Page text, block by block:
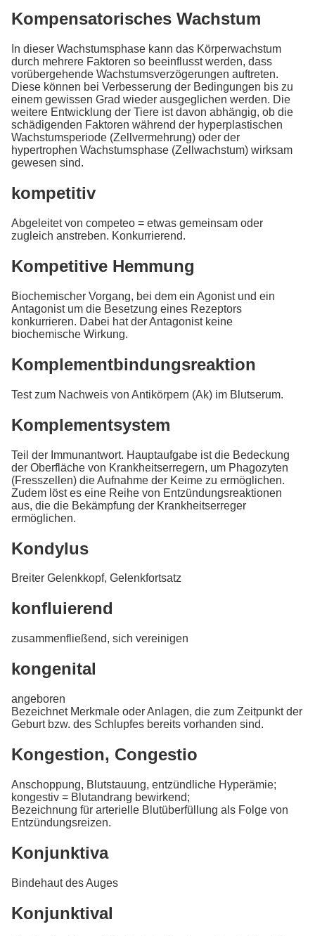
Kompensatorisches Wachstum
In dieser Wachstumsphase kann das Körperwachstum
durch mehrere Faktoren so beeinflusst werden, dass
vorübergehende Wachstumsverzögerungen auftreten.
Diese können bei Verbesserung der Bedingungen bis zu
einem gewissen Grad wieder ausgeglichen werden. Die
weitere Entwicklung der Tiere ist davon abhängig, ob die
schädigenden Faktoren während der hyperplastischen
Wachstumsperiode (Zellvermehrung) oder der
hypertrophen Wachstumsphase (Zellwachstum) wirksam
gewesen sind.
kompetitiv
Abgeleitet von competeo = etwas gemeinsam oder
zugleich anstreben. Konkurrierend.
Kompetitive Hemmung
Biochemischer Vorgang, bei dem ein Agonist und ein
Antagonist um die Besetzung eines Rezeptors
konkurrieren. Dabei hat der Antagonist keine
biochemische Wirkung.
Komplementbindungsreaktion
Test zum Nachweis von Antikörpern (Ak) im Blutserum.
Komplementsystem
Teil der Immunantwort. Hauptaufgabe ist die Bedeckung
der Oberfläche von Krankheitserregern, um Phagozyten
(Fresszellen) die Aufnahme der Keime zu ermöglichen.
Zudem löst es eine Reihe von Entzündungsreaktionen
aus, die die Bekämpfung der Krankheitserreger
ermöglichen.
Kondylus
Breiter Gelenkkopf, Gelenkfortsatz
konfluierend
zusammenfließend, sich vereinigen
kongenital
angeboren
Bezeichnet Merkmale oder Anlagen, die zum Zeitpunkt der
Geburt bzw. des Schlupfes bereits vorhanden sind.
Kongestion, Congestio
Anschoppung, Blutstauung, entzündliche Hyperämie;
kongestiv = Blutandrang bewirkend;
Bezeichnung für arterielle Blutüberfüllung als Folge von
Entzündungsreizen.
Konjunktiva
Bindehaut des Auges
Konjunktival